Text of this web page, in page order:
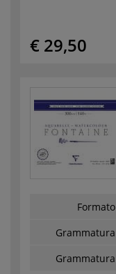
€ 29,50
Formato
Grammatura
Grammatura